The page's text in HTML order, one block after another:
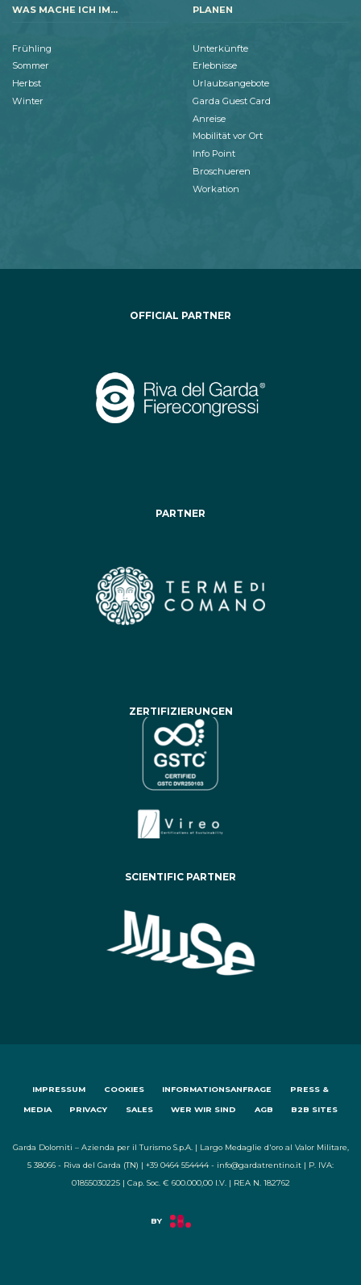
WAS MACHE ICH IM...
Frühling
Sommer
Herbst
Winter
PLANEN
Unterkünfte
Erlebnisse
Urlaubsangebote
Garda Guest Card
Anreise
Mobilität vor Ort
Info Point
Broschueren
Workation
OFFICIAL PARTNER
PARTNER
ZERTIFIZIERUNGEN
SCIENTIFIC PARTNER
IMPRESSUM COOKIES INFORMATIONSANFRAGE PRESS &
MEDIA PRIVACY SALES WER WIR SIND AGB B2B SITES
Garda Dolomiti – Azienda per il Turismo S.p.A. | Largo Medaglie d'oro al Valor Militare,
5 38066 - Riva del Garda (TN) | +39 0464 554444 - info@gardatrentino.it | P. IVA:
01855030225 | Cap. Soc. € 600.000,00 I.V. | REA N. 182762